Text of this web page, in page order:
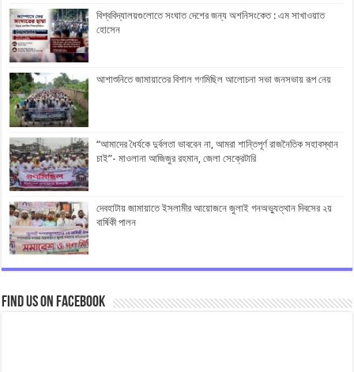
বিশ্ববিদ্যালয়গুলোতে সংঘাত দেশের জন্য অশনিসংকেত : এম সাখাওয়াত
হোসেন
আশাশুনিতে জামায়াতের বিশাল গণমিছিল আলোচনা সভা জনসভায় রূপ নেয়
“আমাদের ধৈর্যকে দুর্বলতা ভাববেন না, আমরা শান্তিপূর্ণ রাজনৈতিক সহাবস্থান
চাই”- মাওলানা আজিজুর রহমান, জেলা সেক্রেটারি
দেবহাটায় জামায়াতে ইসলামীর আয়োজনে জুলাই গনঅভ্যুত্থান দিবসের ২য়
বার্ষিকী পালন
Find us on Facebook